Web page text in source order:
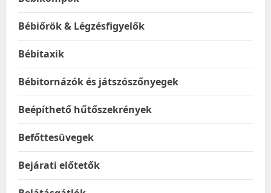
Bébiőrök & Légzésfigyelők
Bébitaxik
Bébitornázók és játszószőnyegek
Beépíthető hűtőszekrények
Befőttesüvegek
Bejárati előtetők